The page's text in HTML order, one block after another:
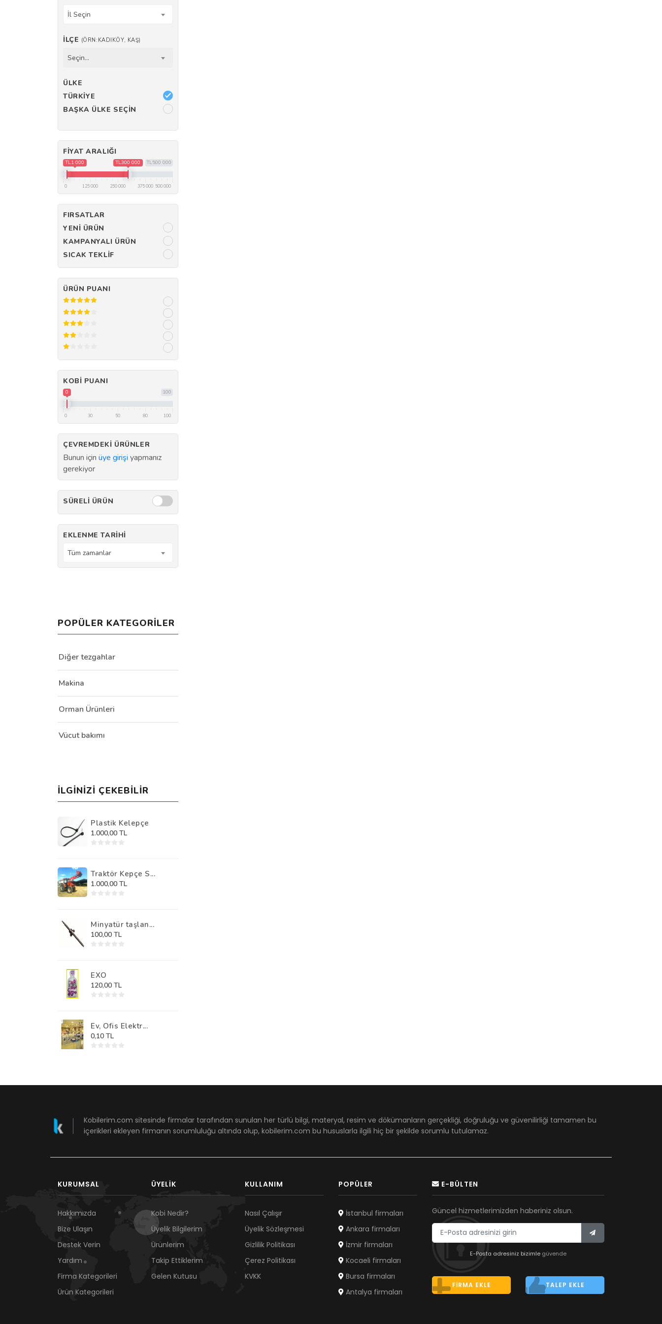
İl Seçin
İLÇE (ÖRN:KADIKÖY, KAŞ)
Seçin...
ÜLKE
TÜRKIYE
BAŞKA ÜLKE SEÇIN
FIYAT ARALIĞI
TL500 000
TL1 000 TL300 000
0 125 000 250 000 375 000 500 000
FIRSATLAR
YENI ÜRÜN
KAMPANYALI ÜRÜN
SICAK TEKLIF
ÜRÜN PUANI
KOBI PUANI
100
0
0 30 50 80 100
ÇEVREMDEKI ÜRÜNLER
Bunun için üye girişi yapmanız
gerekiyor
SÜRELI ÜRÜN
EKLENME TARIHI
Tüm zamanlar
POPÜLER KATEGORILER
Diğer tezgahlar
Makina
Orman Ürünleri
Vücut bakımı
İLGINIZI ÇEKEBILIR
Plastik Kelepçe
1.000,00 TL
Traktör Kepçe S...
1.000,00 TL
Minyatür taşlan...
100,00 TL
EXO
120,00 TL
Ev, Ofis Elektr...
0,10 TL
Kobilerim.com sitesinde firmalar tarafından sunulan her türlü bilgi, materyal, resim ve dökümanların gerçekliği, doğruluğu ve güvenilirliği tamamen bu
içerikleri ekleyen firmanın sorumluluğu altında olup, kobilerim.com bu hususlarla ilgili hiç bir şekilde sorumlu tutulamaz.
KURUMSAL
Hakkımızda
Bize Ulaşın
Destek Verin
Yardım
Firma Kategorileri
Ürün Kategorileri
ÜYELIK
Kobi Nedir?
Üyelik Bilgilerim
Ürünlerim
Takip Ettiklerim
Gelen Kutusu
KULLANIM
Nasıl Çalışır
Üyelik Sözleşmesi
Gizlilik Politikası
Çerez Politikası
KVKK
POPÜLER
İstanbul firmaları
Ankara firmaları
İzmir firmaları
Kocaeli firmaları
Bursa firmaları
Antalya firmaları
E-BÜLTEN
Güncel hizmetlerimizden haberiniz olsun.
E-Posta adresiniz bizimle güvende
FIRMA EKLE TALEP EKLE